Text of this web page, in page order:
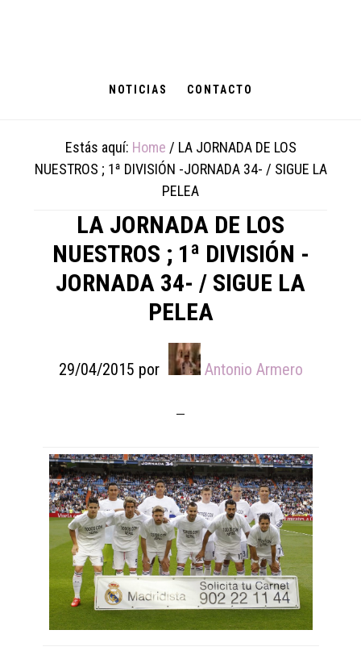
NOTICIAS CONTACTO
Estás aquí: Home / LA JORNADA DE LOS
NUESTROS ; 1ª DIVISIÓN -JORNADA 34- / SIGUE LA
PELEA
LA JORNADA DE LOS
NUESTROS ; 1ª DIVISIÓN -
JORNADA 34- / SIGUE LA
PELEA
29/04/2015 por Antonio Armero